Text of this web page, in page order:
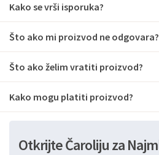
Kako se vrši isporuka?
Što ako mi proizvod ne odgovara?
Što ako želim vratiti proizvod?
Kako mogu platiti proizvod?
Otkrijte Čaroliju za